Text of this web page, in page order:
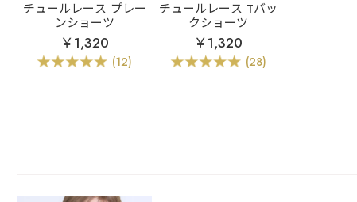
チュールレース プレー
ンショーツ
￥1,320
(12)
チュールレース Tバッ
クショーツ
￥1,320
(28)